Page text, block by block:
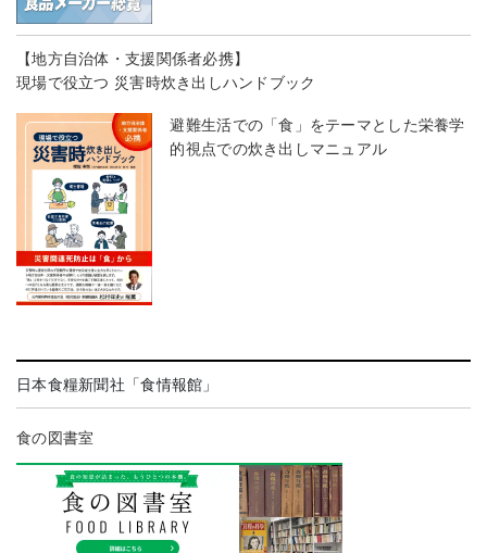
【地方自治体・支援関係者必携】
現場で役立つ 災害時炊き出しハンドブック
避難生活での「食」をテーマとした栄養学
的視点での炊き出しマニュアル
日本食糧新聞社「食情報館」
食の図書室